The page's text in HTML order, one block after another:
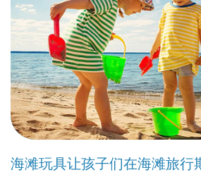
海滩玩具让孩子们在海滩旅行